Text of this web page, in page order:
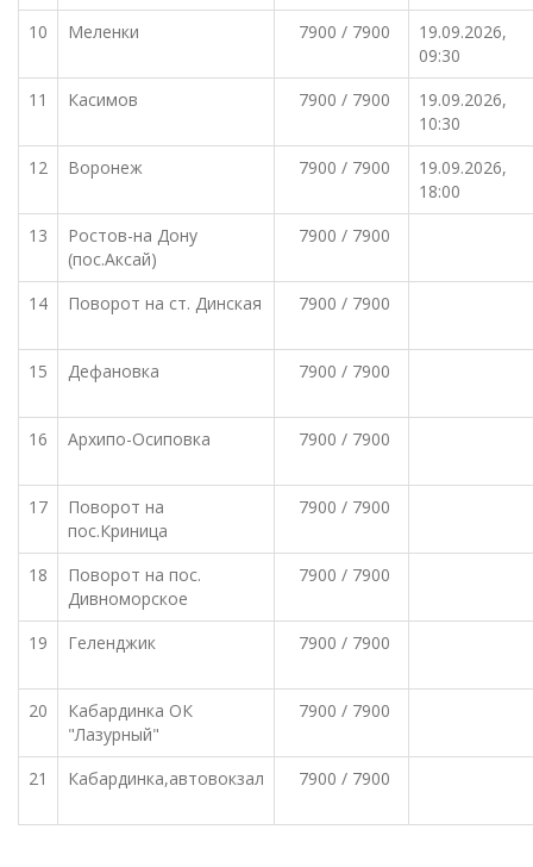
10
Меленки 7900 / 7900
19.09.2026,
09:30
11
Касимов 7900 / 7900
19.09.2026,
10:30
12
Воронеж 7900 / 7900
19.09.2026,
18:00
13
Ростов-на Дону
(пос.Аксай)
7900 / 7900
14 Поворот на ст. Динская 7900 / 7900
15 Дефановка 7900 / 7900
16 Архипо-Осиповка 7900 / 7900
17
Поворот на
пос.Криница
7900 / 7900
18
Поворот на пос.
Дивноморское
7900 / 7900
19 Геленджик 7900 / 7900
20
Кабардинка ОК
"Лазурный"
7900 / 7900
21 Кабардинка,автовокзал 7900 / 7900